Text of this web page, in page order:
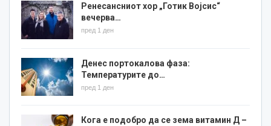
Ренесансниот хор „Готик Војсис“
вечерва…
пред 1 ден
Денес портокалова фаза:
Температурите до…
пред 1 ден
Кога е подобро да се зема витамин Д –